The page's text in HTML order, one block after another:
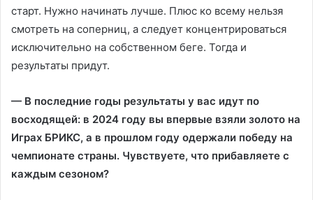
старт. Нужно начинать лучше. Плюс ко всему нельзя
смотреть на соперниц, а следует концентрироваться
исключительно на собственном беге. Тогда и
результаты придут.
— В последние годы результаты у вас идут по
восходящей: в 2024 году вы впервые взяли золото на
Играх БРИКС, а в прошлом году одержали победу на
чемпионате страны. Чувствуете, что прибавляете с
каждым сезоном?